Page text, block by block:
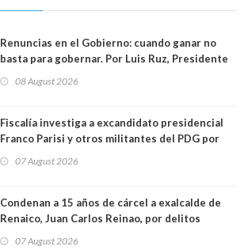
Renuncias en el Gobierno: cuando ganar no
basta para gobernar. Por Luis Ruz, Presidente
Centro Democracia y Comunidad (CDC)
08 August 2026
Fiscalía investiga a excandidato presidencial
Franco Parisi y otros militantes del PDG por
presunto lavado de activos y fraude
07 August 2026
Condenan a 15 años de cárcel a exalcalde de
Renaico, Juan Carlos Reinao, por delitos
sexuales y aborto
07 August 2026